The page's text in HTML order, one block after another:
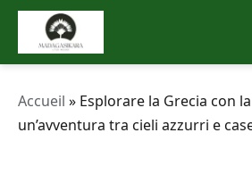
Accueil » Esplorare la Grecia con
un’avventura tra cieli azzurri e